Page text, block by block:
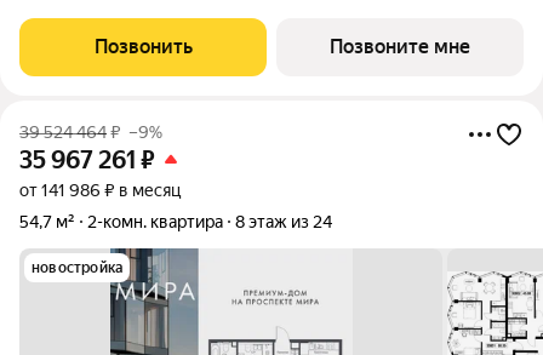
квартира площадью 61.46 м расположена в корпусе 3, на 3
этаже 24 этажного дома.
Позвонить Позвоните мне
39 524 464₽ –9%
35 967 261 ₽
от 141 986 ₽ в месяц
54,7 м²
2-комн. квартира 8 этаж из 24
новостройка